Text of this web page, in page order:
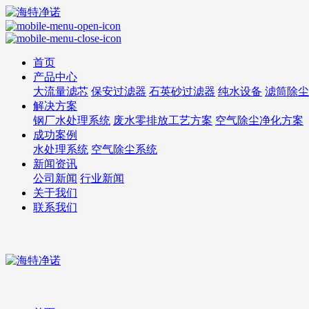
首页
产品中心
大流量滤芯 保安过滤器 石英砂过滤器 纯水设备 滤筒除
解决方案
钢厂水处理系统 废水零排放工艺方案 空气除尘净化方案
成功案例
水处理系统 空气除尘系统
新闻资讯
公司新闻 行业新闻
关于我们
联系我们